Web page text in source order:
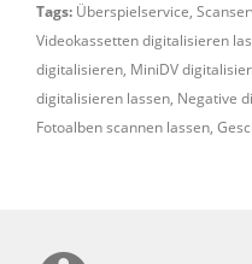
Tags: Überspielservice,
Videokassetten digitalisieren
digitalisieren, MiniDV
digitalisieren lassen, Negative
Fotoalben scannen lassen,